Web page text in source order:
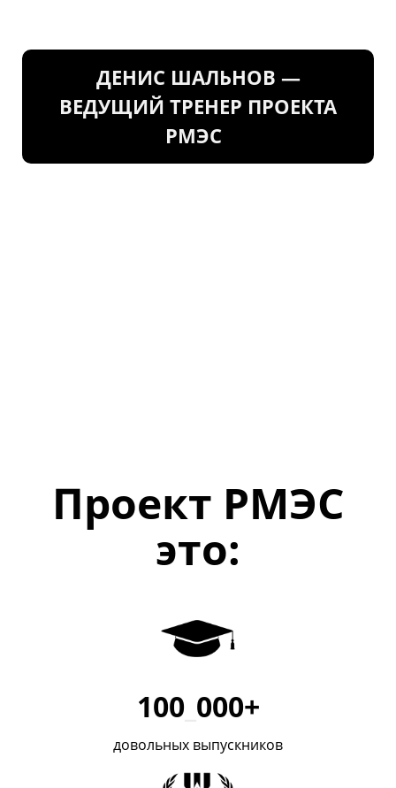
ДЕНИС ШАЛЬНОВ —
ВЕДУЩИЙ ТРЕНЕР ПРОЕКТА
РМЭС
Проект РМЭС
это:
100_ 000+
довольных выпускников